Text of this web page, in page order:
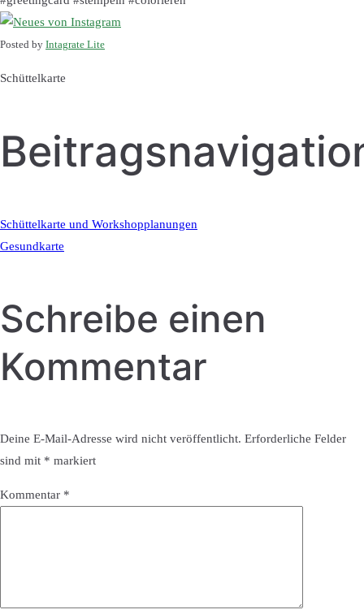
Posted by Intagrate Lite
Schüttelkarte
Schüttelkarte und Workshopplanungen
Gesundkarte
Schreibe einen
Kommentar
Deine E-Mail-Adresse wird nicht veröffentlicht. Erforderliche Felder
sind mit * markiert
Kommentar *